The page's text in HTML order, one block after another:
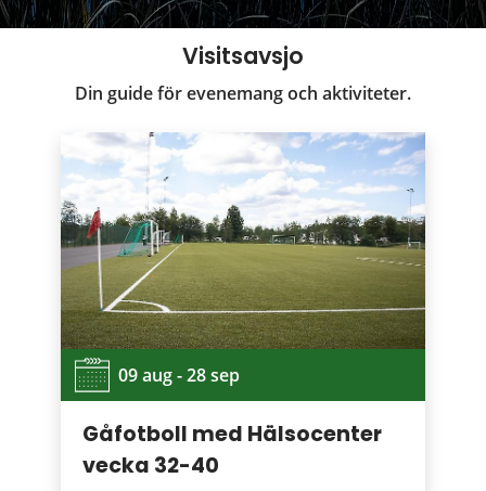
Visitsavsjo
Din guide för evenemang och aktiviteter.
09 aug - 28 sep
Gåfotboll med Hälsocenter
vecka 32-40